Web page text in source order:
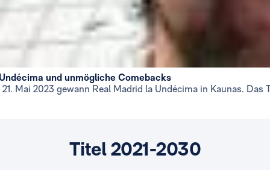
und unmögliche Comebacks
21. Mai 2023 gewann Real Madrid la Undécima in Kaunas.
Titel 2021-2030